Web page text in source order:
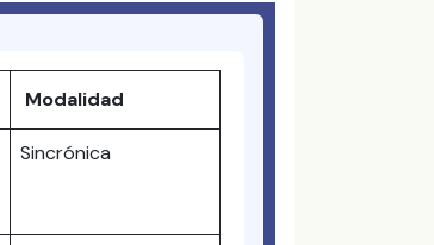
Modalidad
Sincrónica